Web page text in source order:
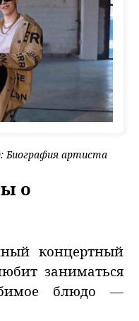
Биография артиста
о
концертный
заниматься
блюдо —